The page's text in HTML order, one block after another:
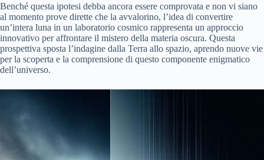
Benché questa ipotesi debba ancora essere comprovata e non vi siano
al momento prove dirette che la avvalorino, l’idea di convertire
un’intera luna in un laboratorio cosmico rappresenta un approccio
innovativo per affrontare il mistero della materia oscura. Questa
prospettiva sposta l’indagine dalla Terra allo spazio, aprendo nuove vie
per la scoperta e la comprensione di questo componente enigmatico
dell’universo.